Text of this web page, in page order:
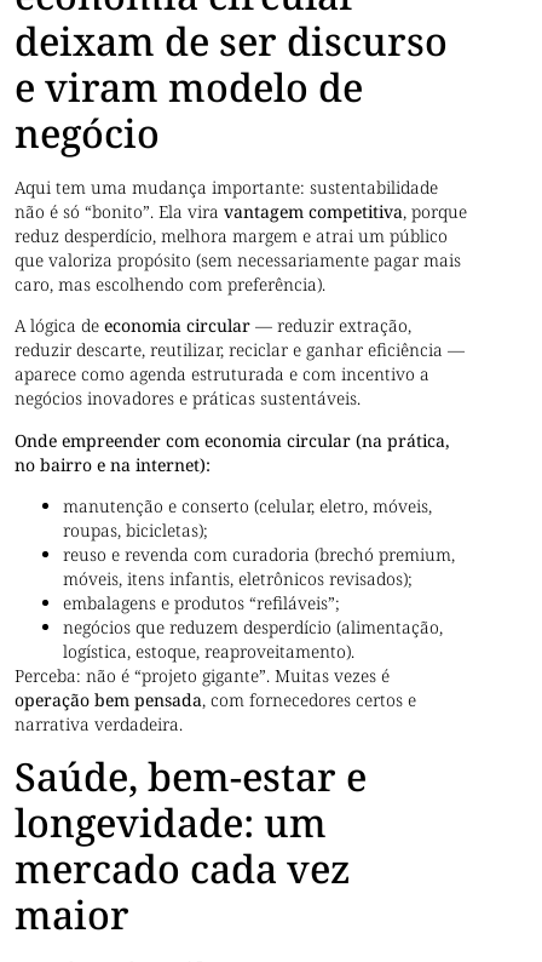
deixam de ser discurso
e viram modelo de
negócio
Aqui tem uma mudança importante: sustentabilidade
não é só “bonito”. Ela viravantagem competitiva, porque
reduz desperdício, melhora margem e atrai um público
que valoriza propósito (sem necessariamente pagar mais
caro, mas escolhendo com preferência).
A lógica deeconomia circular — reduzir extração,
reduzir descarte, reutilizar, reciclar e ganhar eficiência —
aparece como agenda estruturada e com incentivo a
negócios inovadores e práticas sustentáveis.
Onde empreender com economia circular (na prática,
no bairro e na internet):
manutenção e conserto (celular, eletro, móveis,
roupas, bicicletas);
reuso e revenda com curadoria (brechó premium,
móveis, itens infantis, eletrônicos revisados);
embalagens e produtos “refiláveis”;
negócios que reduzem desperdício (alimentação,
logística, estoque, reaproveitamento).
Perceba: não é “projeto gigante”. Muitas vezes é
operação bem pensada, com fornecedores certos e
narrativa verdadeira.
Saúde, bem-estar e
longevidade: um
mercado cada vez
maior